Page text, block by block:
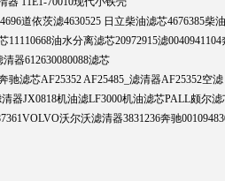
道依茨滤4630525 日立柴油滤芯4676385柴
11110668油水分离滤芯20972915滤
器612630080088滤芯
驰滤芯AF25352 AF25485_滤清器AF25352空滤
器JX0818机油滤LF3000机油滤芯PALL颇尔
沃尔沃滤清器3831236奔驰